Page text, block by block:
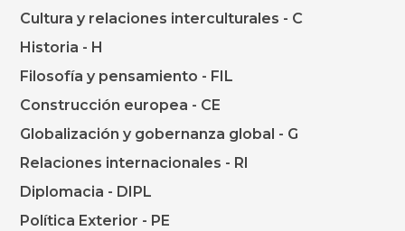
Cultura y relaciones interculturales - C
Historia - H
Filosofía y pensamiento - FIL
Construcción europea - CE
Globalización y gobernanza global - G
Relaciones internacionales - RI
Diplomacia - DIPL
Política Exterior - PE